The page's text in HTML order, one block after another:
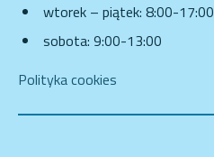
wtorek – piątek: 8:00-17:00
sobota: 9:00-13:00
Polityka cookies